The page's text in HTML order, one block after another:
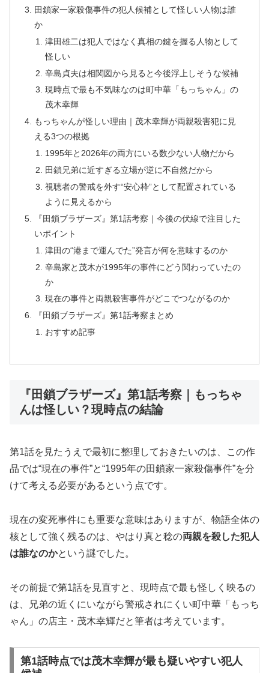
田鎖家一家殺傷事件の犯人候補として怪しい人物は誰
か
津田雄二は犯人ではなく真相の鍵を握る人物として
怪しい
辛島貞夫は相関図から見ると今後浮上しそうな候補
現時点で最も不気味なのは町中華「もっちゃん」の
茂木幸輝
もっちゃんが怪しい理由｜茂木幸輝が両親殺害犯に見
える3つの根拠
1995年と2026年の両方にいる数少ない人物だから
田鎖兄弟に近すぎる立場が逆に不自然だから
視聴者の警戒を外す“安心枠”として配置されている
ように見えるから
『田鎖ブラザーズ』第1話考察｜今後の伏線で注目した
いポイント
津田の“港まで運んでた”発言が何を意味するのか
辛島家と茂木が1995年の事件にどう関わっていたの
か
現在の事件と両親殺害事件がどこでつながるのか
『田鎖ブラザーズ』第1話考察まとめ
おすすめ記事
『田鎖ブラザーズ』第1話考察｜もっちゃ
んは怪しい？現時点の結論
第1話を見たうえで最初に整理しておきたいのは、この作
品では“現在の事件”と“1995年の田鎖家一家殺傷事件”を分
けて考える必要があるという点です。
現在の変死事件にも重要な意味はありますが、物語全体の
核として強く残るのは、やはり真と稔の両親を殺した犯人
は誰なのかという謎でした。
その前提で第1話を見直すと、現時点で最も怪しく映るの
は、兄弟の近くにいながら警戒されにくい町中華「もっち
ゃん」の店主・茂木幸輝だと筆者は考えています。
第1話時点では茂木幸輝が最も疑いやすい犯人